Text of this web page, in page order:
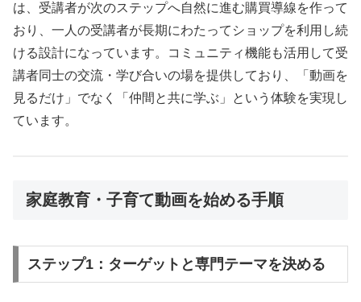
は、受講者が次のステップへ自然に進む購買導線を作って
おり、一人の受講者が長期にわたってショップを利用し続
ける設計になっています。コミュニティ機能も活用して受
講者同士の交流・学び合いの場を提供しており、「動画を
見るだけ」でなく「仲間と共に学ぶ」という体験を実現し
ています。
家庭教育・子育て動画を始める手順
ステップ1：ターゲットと専門テーマを決める